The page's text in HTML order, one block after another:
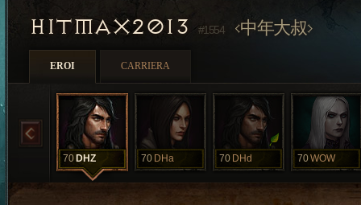
HITMAX2013#1554 中年大叔
EROI CARRIERA
70 DHZ 70 DHa 70 DHd 70WOW